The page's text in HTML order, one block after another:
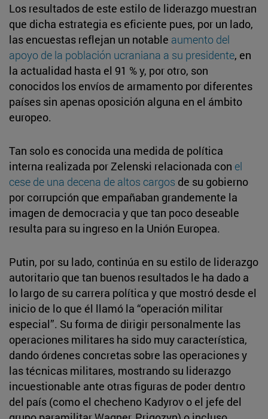
Los resultados de este estilo de liderazgo muestran
que dicha estrategia es eficiente pues, por un lado,
las encuestas reflejan un notable aumento del
apoyo de la población ucraniana a su presidente, en
la actualidad hasta el 91 % y, por otro, son
conocidos los envíos de armamento por diferentes
países sin apenas oposición alguna en el ámbito
europeo.
Tan solo es conocida una medida de política
interna realizada por Zelenski relacionada con el
cese de una decena de altos cargos de su gobierno
por corrupción que empañaban grandemente la
imagen de democracia y que tan poco deseable
resulta para su ingreso en la Unión Europea.
Putin, por su lado, continúa en su estilo de liderazgo
autoritario que tan buenos resultados le ha dado a
lo largo de su carrera política y que mostró desde el
inicio de lo que él llamó la “operación militar
especial”. Su forma de dirigir personalmente las
operaciones militares ha sido muy característica,
dando órdenes concretas sobre las operaciones y
las técnicas militares, mostrando su liderazgo
incuestionable ante otras figuras de poder dentro
del país (como el checheno Kadyrov o el jefe del